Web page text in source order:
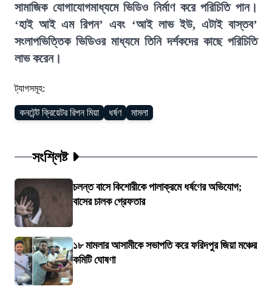
সামাজিক যোগাযোগমাধ্যমে ভিডিও নির্মাণ করে পরিচিতি পান।
‘হাই আই এম রিপন’ এবং ‘আই লাভ ইউ, এটাই বাস্তব’
সংলাপভিত্তিক ভিডিওর মাধ্যমে তিনি দর্শকদের কাছে পরিচিতি
লাভ করেন।
ট্যাগসমূহ:
কনটেন্ট ক্রিয়েটর রিপন মিয়া ধর্ষণ মামলা
সংশ্লিষ্ট
চলন্ত বাসে কিশোরীকে পালাক্রমে ধর্ষণের অভিযোগ;
বাসের চালক গ্রেফতার
১৮ মামলার আসামীকে সভাপতি করে ফরিদপুর জিয়া মঞ্চের
কমিটি ঘোষণা